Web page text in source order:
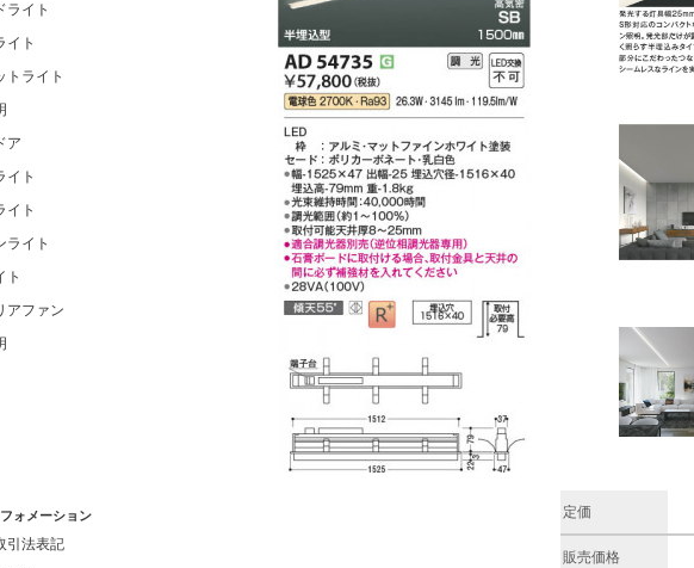
ライト
イト
トライト
ア
イト
イト
ライト
ト
アファン
ォメーション
引法表記
定価
販売価格